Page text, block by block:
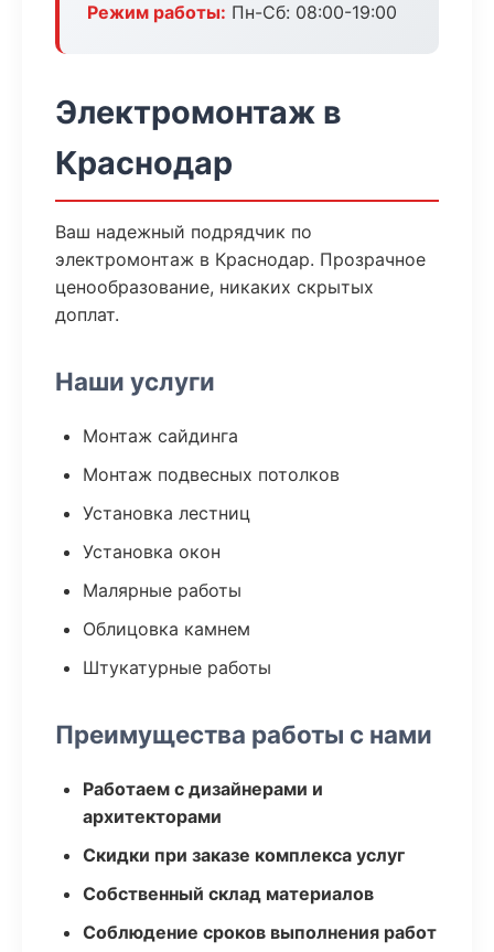
Режим работы: Пн-Сб: 08:00-19:00
Электромонтаж в
Краснодар
Ваш надежный подрядчик по
электромонтаж в Краснодар. Прозрачное
ценообразование, никаких скрытых
доплат.
Наши услуги
Монтаж сайдинга
Монтаж подвесных потолков
Установка лестниц
Установка окон
Малярные работы
Облицовка камнем
Штукатурные работы
Преимущества работы с нами
Работаем с дизайнерами и
архитекторами
Скидки при заказе комплекса услуг
Собственный склад материалов
Соблюдение сроков выполнения работ